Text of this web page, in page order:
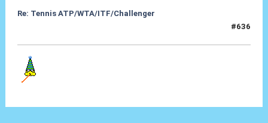
Re: Tennis ATP/WTA/ITF/Challenger
#636